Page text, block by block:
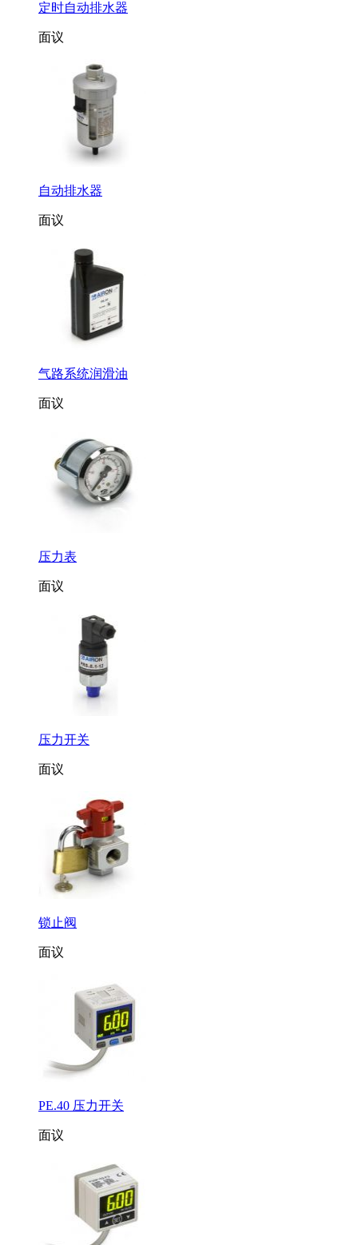
定时自动排水器
面议
自动排水器
面议
气路系统润滑油
面议
压力表
面议
压力开关
面议
锁止阀
面议
PE.40 压力开关
面议